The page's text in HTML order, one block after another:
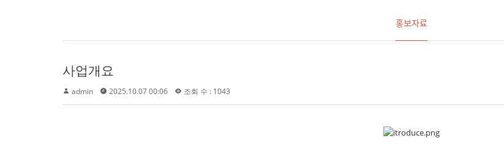
홍보자료
사업개요
admin 2025.10.07 00:06 조회 수 : 1043